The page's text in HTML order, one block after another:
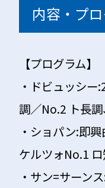
内容・プ
【プログラム】
・ドビュッシ
調／No.2 ト長
・ショパン:即
ケルツォNo.1
・サン=サーン